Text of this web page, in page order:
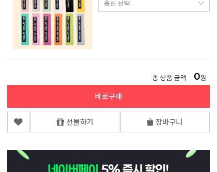
총 상품 금액 0원
바로구매
선물하기 장바구니